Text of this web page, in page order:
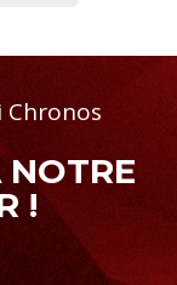
Chronos
!